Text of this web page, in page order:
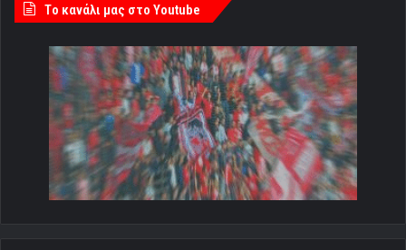
Tο κανάλι μας στο Youtube